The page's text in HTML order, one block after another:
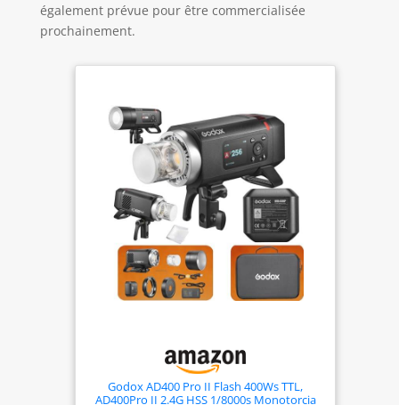
également prévue pour être commercialisée
prochainement.
Godox AD400 Pro II Flash 400Ws TTL,
AD400Pro II 2.4G HSS 1/8000s Monotorcia